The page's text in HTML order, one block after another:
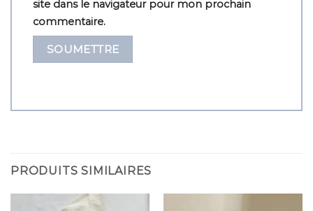
site dans le navigateur pour mon prochain
commentaire.
PRODUITS SIMILAIRES